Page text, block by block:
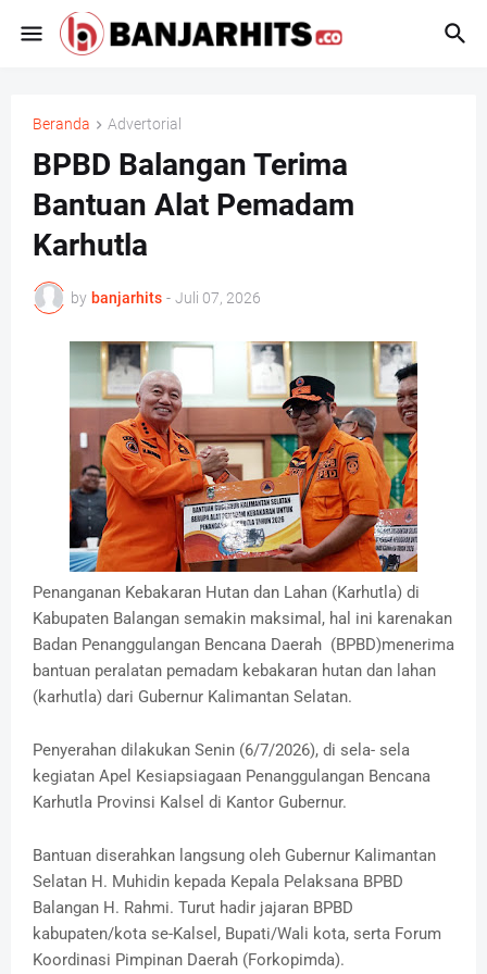
Beranda Advertorial
BPBD Balangan Terima
Bantuan Alat Pemadam
Karhutla
by banjarhits - Juli 07, 2026
Penanganan Kebakaran Hutan dan Lahan (Karhutla) di
Kabupaten Balangan semakin maksimal, hal ini karenakan
Badan Penanggulangan Bencana Daerah (BPBD)menerima
bantuan peralatan pemadam kebakaran hutan dan lahan
(karhutla) dari Gubernur Kalimantan Selatan.
Penyerahan dilakukan Senin (6/7/2026), di sela- sela
kegiatan Apel Kesiapsiagaan Penanggulangan Bencana
Karhutla Provinsi Kalsel di Kantor Gubernur.
Bantuan diserahkan langsung oleh Gubernur Kalimantan
Selatan H. Muhidin kepada Kepala Pelaksana BPBD
Balangan H. Rahmi. Turut hadir jajaran BPBD
kabupaten/kota se-Kalsel, Bupati/Wali kota, serta Forum
Koordinasi Pimpinan Daerah (Forkopimda).